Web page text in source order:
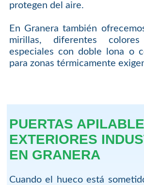
protegen del aire.
En Granera también
mirillas, diferentes
especiales con doble lona o
para zonas térmicamente
PUERTAS
EXTERIORES
EN GRANERA
Cuando el hueco está